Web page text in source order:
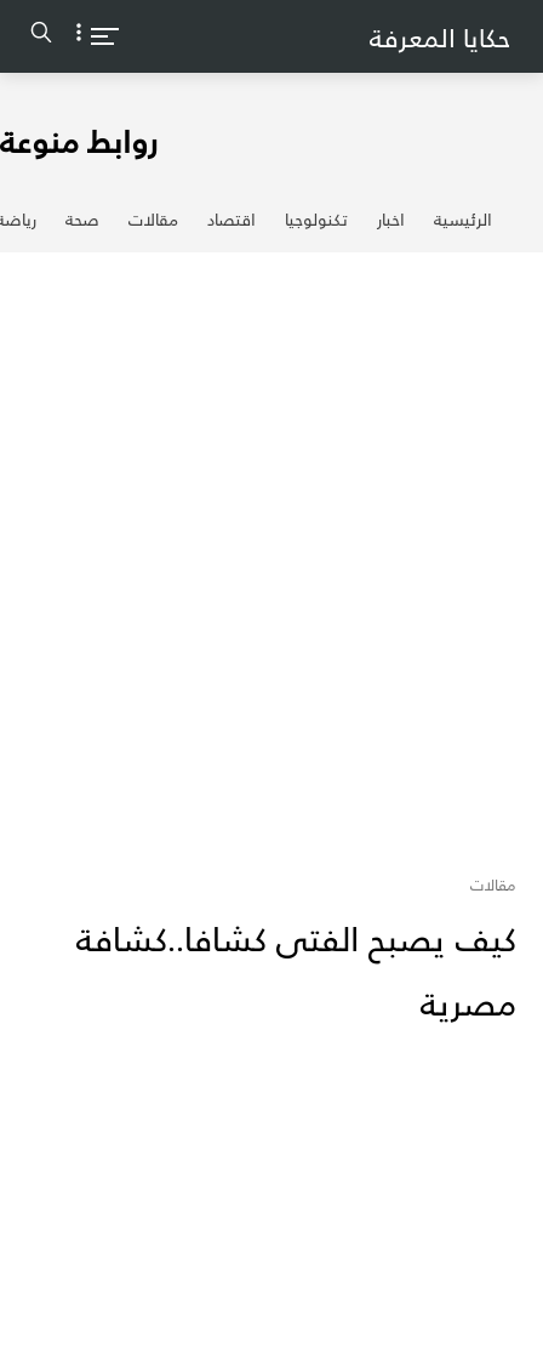
حكايا المعرفة
روابط منوعة
الرئيسية اخبار تكنولوجيا اقتصاد مقالات صحة
مقالات
كيف يصبح الفتى كشافا..كشافة
مصرية